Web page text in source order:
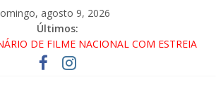
agosto 9, 2026
Últimos:
DE FILME NACIONAL COM ESTREIA